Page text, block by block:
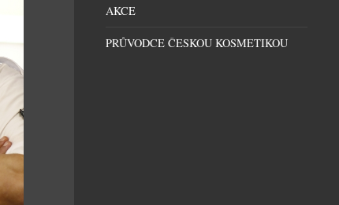
AKCE
PRŮVODCE ČESKOU KOSMETIKOU